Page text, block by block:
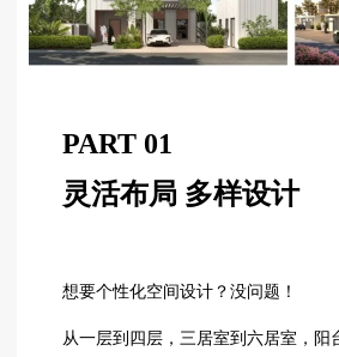
PART 01
灵活布局 多样设计
想要个性化空间设计？没问题！
从一层到四层，三居室到六居室，阳